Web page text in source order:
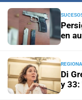
madre e hija por
Encubrimiento
En la zona noroeste
pareja en auto que
en
Di
y 33: